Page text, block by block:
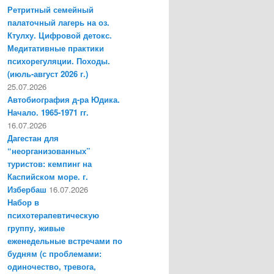
Ретритный семейный
палаточный лагерь на оз.
Ктулху. Цифровой детокс.
Медитативные практики
психорегуляции. Походы.
(июль-август 2026 г.)
25.07.2026
Автобиография д-ра Юдика.
Начало. 1965-1971 гг.
16.07.2026
Дагестан для
“неорганизованных”
туристов: кемпинг на
Каспийском море. г.
Избербаш 16.07.2026
Набор в
психотерапевтическую
группу, живые
еженедельные встречами по
будням (с проблемами:
одиночество, тревога,